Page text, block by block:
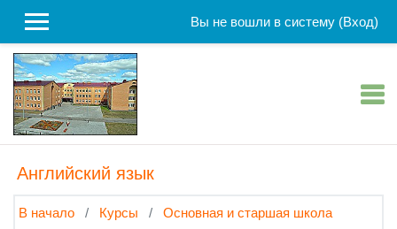
Вы не вошли в систему (Вход)
Английский язык
В начало Курсы
Основная и старшая школа